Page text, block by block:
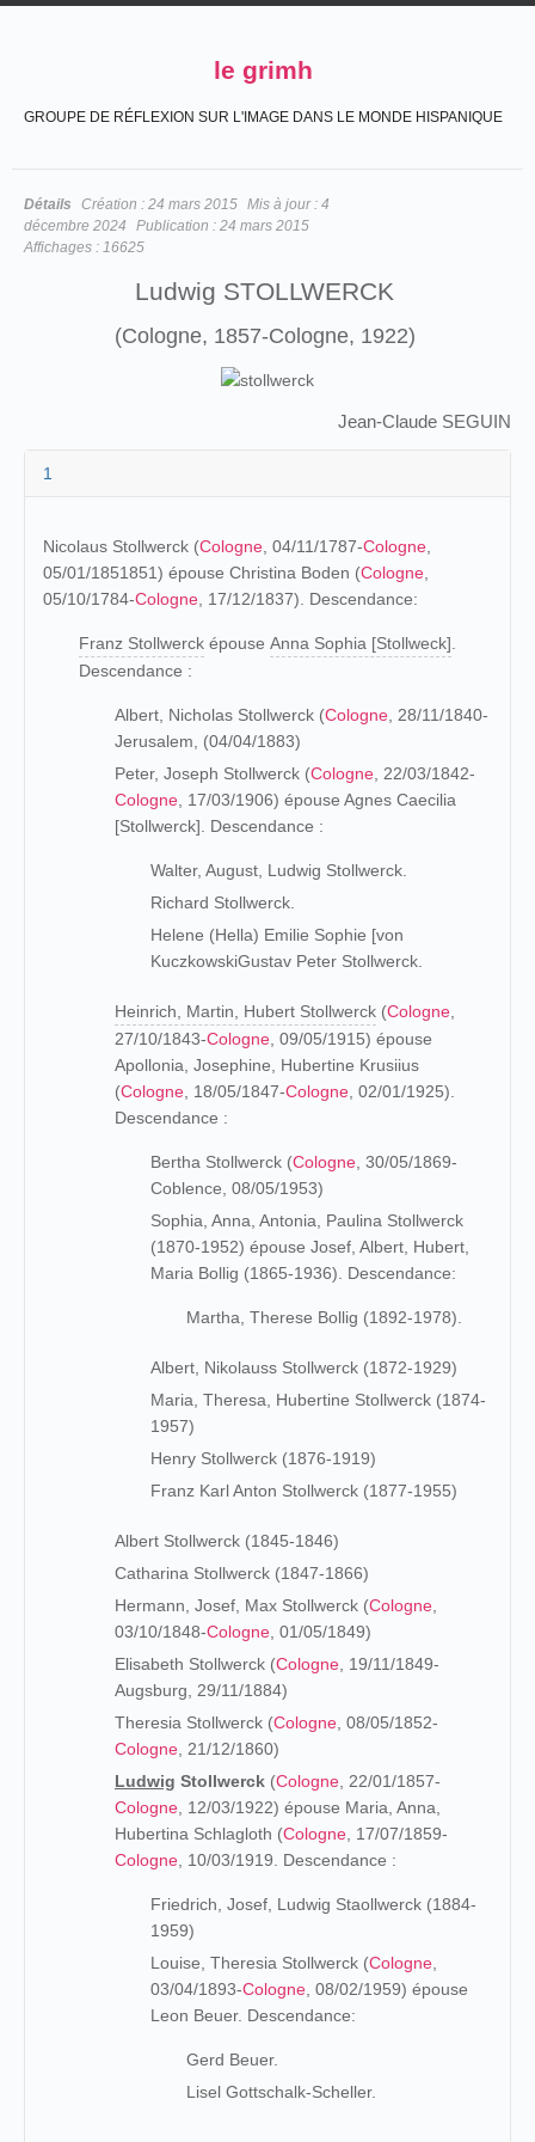
le grimh
GROUPE DE RÉFLEXION SUR L'IMAGE DANS LE MONDE HISPANIQUE
Détails Création : 24 mars 2015 Mis à jour : 4
décembre 2024
Publication : 24 mars 2015
Affichages : 16625
Ludwig STOLLWERCK
(Cologne, 1857-Cologne, 1922)
Jean-Claude SEGUIN
1
Nicolaus Stollwerck (Cologne , 04/11/1787-Cologne
05/01/1851851) épouse Christina Boden (Cologne
05/10/1784-Cologne , 17/12/1837). Descendance:
Franz Stollwerck épouse Anna Sophia [Stollweck]
Descendance :
Albert, Nicholas Stollwerck (Cologne , 28/11/1840-
Jerusalem, (04/04/1883)
Peter, Joseph Stollwerck (Cologne , 22/03/1842-
Cologne , 17/03/1906) épouse Agnes Caecilia
[Stollwerck]. Descendance :
Walter, August, Ludwig Stollwerck.
Richard Stollwerck.
Helene (Hella) Emilie Sophie [von
KuczkowskiGustav Peter Stollwerck.
Heinrich, Martin, Hubert Stollwerck (Cologne
27/10/1843-Cologne , 09/05/1915) épouse
Apollonia, Josephine, Hubertine Krusiius
(Cologne , 18/05/1847-Cologne , 02/01/1925).
Descendance :
Bertha Stollwerck (Cologne , 30/05/1869-
Coblence, 08/05/1953)
Sophia, Anna, Antonia, Paulina Stollwerck
(1870-1952) épouse Josef, Albert, Hubert,
Maria Bollig (1865-1936). Descendance:
Martha, Therese Bollig (1892-1978).
Albert, Nikolauss Stollwerck (1872-1929)
Maria, Theresa, Hubertine Stollwerck (1874-
1957)
Henry Stollwerck (1876-1919)
Franz Karl Anton Stollwerck (1877-1955)
Albert Stollwerck (1845-1846)
Catharina Stollwerck (1847-1866)
Hermann, Josef, Max Stollwerck (Cologne
03/10/1848-Cologne , 01/05/1849)
Elisabeth Stollwerck (Cologne , 19/11/1849-
Augsburg, 29/11/1884)
Theresia Stollwerck (Cologne , 08/05/1852-
Cologne , 21/12/1860)
Ludwig Stollwerck (Cologne , 22/01/1857-
Cologne , 12/03/1922) épouse Maria, Anna,
Hubertina Schlagloth (Cologne , 17/07/1859-
Cologne , 10/03/1919. Descendance :
Friedrich, Josef, Ludwig Staollwerck (1884-
1959)
Louise, Theresia Stollwerck (Cologne
03/04/1893-Cologne , 08/02/1959) épouse
Leon Beuer. Descendance:
Gerd Beuer.
Lisel Gottschalk-Scheller.